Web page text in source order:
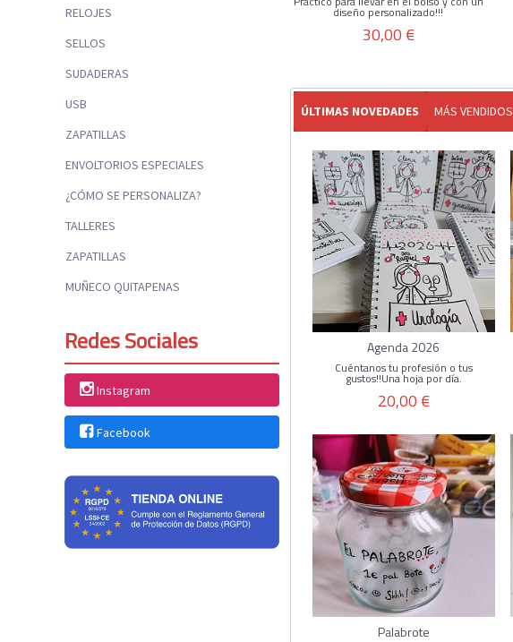
RELOJES
SELLOS
SUDADERAS
USB
ZAPATILLAS
ENVOLTORIOS ESPECIALES
¿CÓMO SE PERSONALIZA?
TALLERES
ZAPATILLAS
MUÑECO QUITAPENAS
Redes Sociales
Instagram
Facebook
diseño personalizado!!!
30,00 €
ÚLTIMAS NOVEDADES MÁS VENDIDOS
Agenda 2026
Cuéntanos tu profesión o tus
gustos!!Una hoja por día.
20,00 €
Palabrote